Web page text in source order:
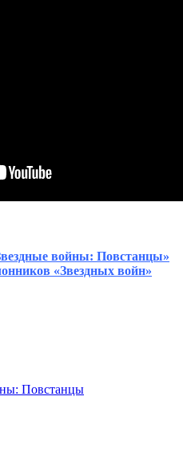
войны: Повстанцы»
«Звездных войн»
Повстанцы